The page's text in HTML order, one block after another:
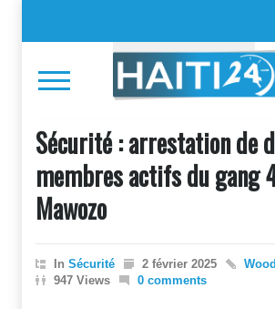
Sécurité : arrestation de
membres actifs du gang
Mawozo
In Sécurité 2 février 2025
947 Views
0 comments